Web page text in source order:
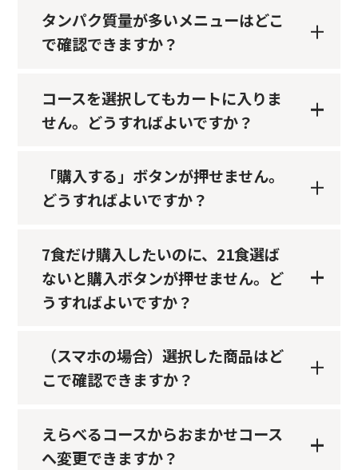
タンパク質量が多いメニューはどこ
で確認できますか？
コースを選択してもカートに入りま
せん。どうすればよいですか？
「購入する」ボタンが押せません。
どうすればよいですか？
7食だけ購入したいのに、21食選ば
ないと購入ボタンが押せません。ど
うすればよいですか？
（スマホの場合）選択した商品はど
こで確認できますか？
えらべるコースからおまかせコース
へ変更できますか？